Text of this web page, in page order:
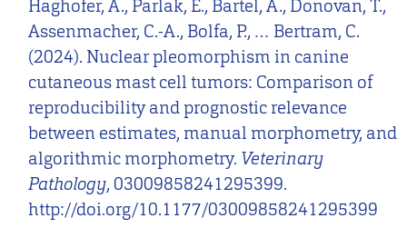
Haghofer, A., Parlak, E., Bartel, A., Donovan, T.,
Assenmacher, C.-A., Bolfa, P., … Bertram, C.
(2024). Nuclear pleomorphism in canine
cutaneous mast cell tumors: Comparison of
reproducibility and prognostic relevance
between estimates, manual morphometry, and
algorithmic morphometry. Veterinary
Pathology, 03009858241295399.
http://doi.org/10.1177/03009858241295399